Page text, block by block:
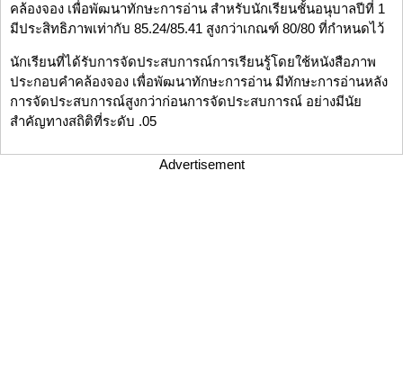
คล้องจอง เพื่อพัฒนาทักษะการอ่าน สำหรับนักเรียนชั้นอนุบาลปีที่ 1
มีประสิทธิภาพเท่ากับ 85.24/85.41 สูงกว่าเกณฑ์ 80/80 ที่กำหนดไว้
นักเรียนที่ได้รับการจัดประสบการณ์การเรียนรู้โดยใช้หนังสือภาพ
ประกอบคำคล้องจอง เพื่อพัฒนาทักษะการอ่าน มีทักษะการอ่านหลัง
การจัดประสบการณ์สูงกว่าก่อนการจัดประสบการณ์ อย่างมีนัย
สำคัญทางสถิติที่ระดับ .05
Advertisement